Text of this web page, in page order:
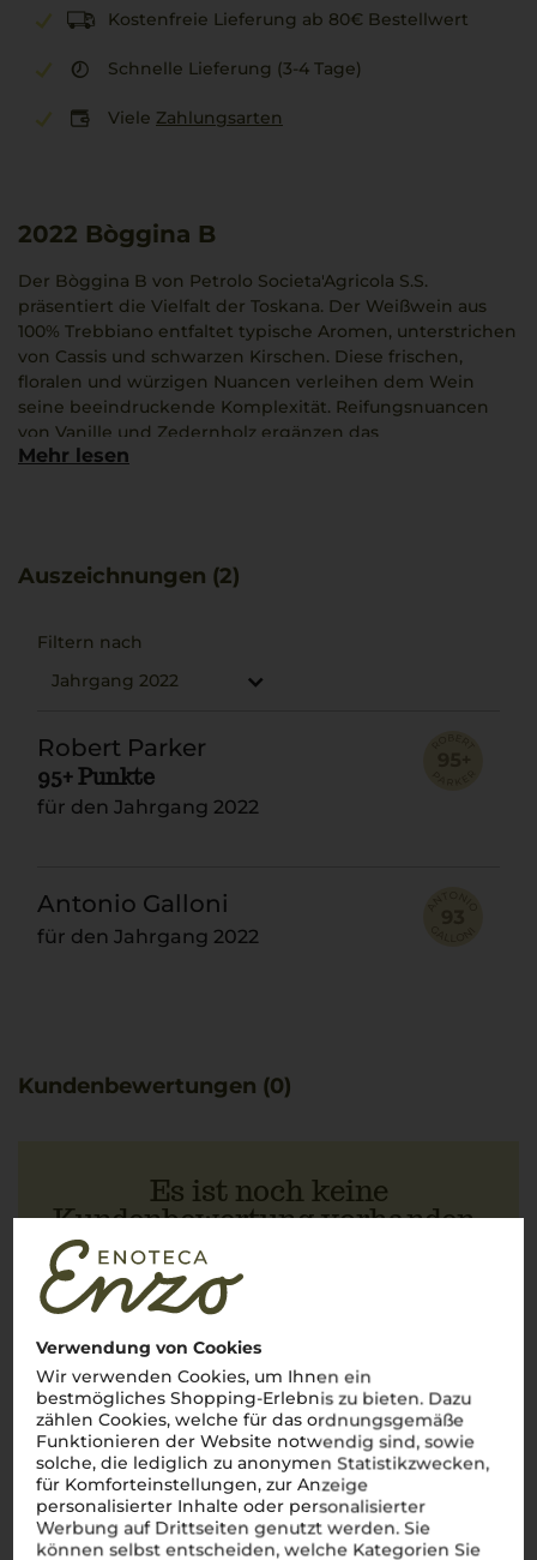
Verwendung von Cookies
Wir verwenden Cookies, um Ihnen ein
bestmögliches Shopping-Erlebnis zu bieten. Dazu
zählen Cookies, welche für das ordnungsgemäße
Funktionieren der Website notwendig sind, sowie
solche, die lediglich zu anonymen Statistikzwecken,
für Komforteinstellungen, zur Anzeige
personalisierter Inhalte oder personalisierter
Werbung auf Drittseiten genutzt werden. Sie
können selbst entscheiden, welche Kategorien Sie
Kostenfreie Lieferung ab 80€ Bestellwert
Schnelle Lieferung (3-4 Tage)
Viele Zahlungsarten
2022 Bòggina B
Der Bòggina B von Petrolo Societa'Agricola S.S.
präsentiert die Vielfalt der Toskana. Der Weißwein aus
100% Trebbiano entfaltet typische Aromen, unterstrichen
von Cassis und schwarzen Kirschen. Diese frischen,
floralen und würzigen Nuancen verleihen dem Wein
seine beeindruckende Komplexität. Reifungsnuancen
von Vanille und Zedernholz ergänzen das
Geschmacksprofil. Die Struktur ist von einer feinen Säure
Mehr lesen
Auszeichnungen (2)
Filtern nach
Jahrgang 2022
Robert Parker
95+ Punkte
für den Jahrgang 2022
Antonio Galloni
für den Jahrgang 2022
Kundenbewertungen (0)
Es ist noch keine
Kundenbewertung vorhanden.
Schreiben Sie jetzt die erste Bewertung!
JETZT BEWERTEN
Über die Region